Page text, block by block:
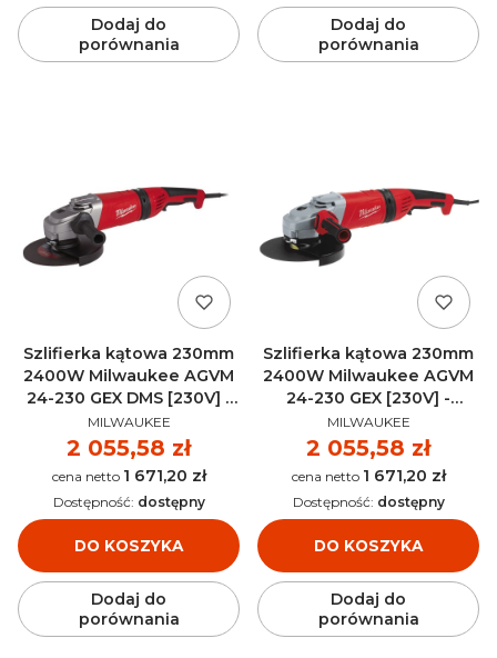
Dodaj do
porównania
Dodaj do
porównania
Szlifierka kątowa 230mm
2400W Milwaukee AGVM
24-230 GEX DMS [230V] -
4933402475
PRODUCENT
MILWAUKEE
Cena
2 055,58 zł
Cena 1 671,20 zł
DO KOSZYKA
Dostępność: dostępny
Dodaj do
porównania
Szlifierka kątowa 230mm
2400W Milwaukee AGVM
24-230 GEX [230V] -
4933402340
PRODUCENT
MILWAUKEE
Cena
2 055,58 zł
Cena 1 671,20 zł
DO KOSZYKA
Dostępność: dostępny
Dodaj do
porównania